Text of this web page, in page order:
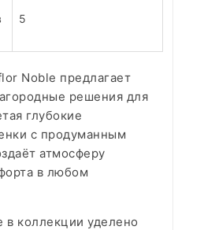
5
Noble предлагает
решения для
глубокие
с продуманным
атмосферу
в любом
в коллекции уделено